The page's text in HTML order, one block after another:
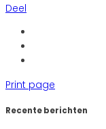
Deel
Print page
Recente berichten